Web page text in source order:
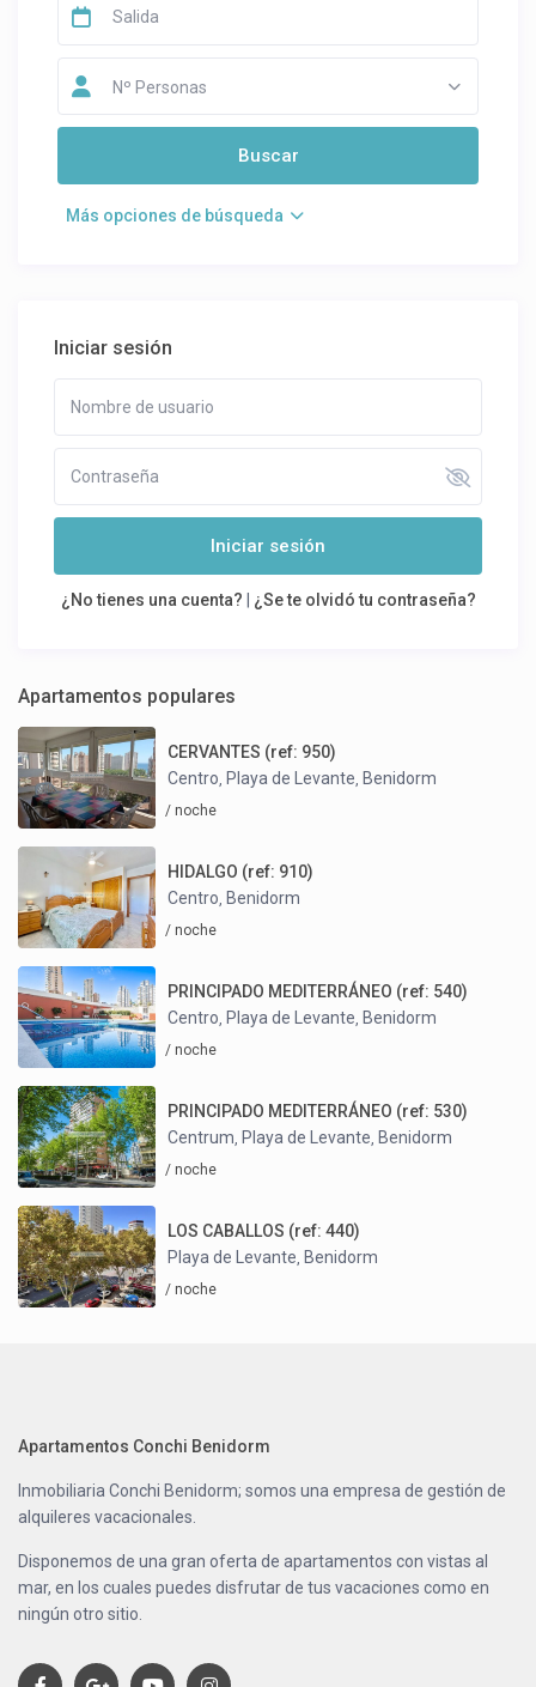
Nº Personas
Más opciones de búsqueda
Iniciar sesión
Iniciar sesión
¿No tienes una cuenta? | ¿Se te olvidó tu contraseña?
Apartamentos populares
CERVANTES (ref: 950)
Centro, Playa de Levante, Benidorm
/ noche
HIDALGO (ref: 910)
Centro, Benidorm
/ noche
PRINCIPADO MEDITERRÁNEO (ref: 540)
Centro, Playa de Levante, Benidorm
/ noche
PRINCIPADO MEDITERRÁNEO (ref: 530)
Centrum, Playa de Levante, Benidorm
/ noche
LOS CABALLOS (ref: 440)
Playa de Levante, Benidorm
/ noche
Apartamentos Conchi Benidorm
Inmobiliaria Conchi Benidorm; somos una empresa de gestión de
alquileres vacacionales.
Disponemos de una gran oferta de apartamentos con vistas al
mar, en los cuales puedes disfrutar de tus vacaciones como en
ningún otro sitio.